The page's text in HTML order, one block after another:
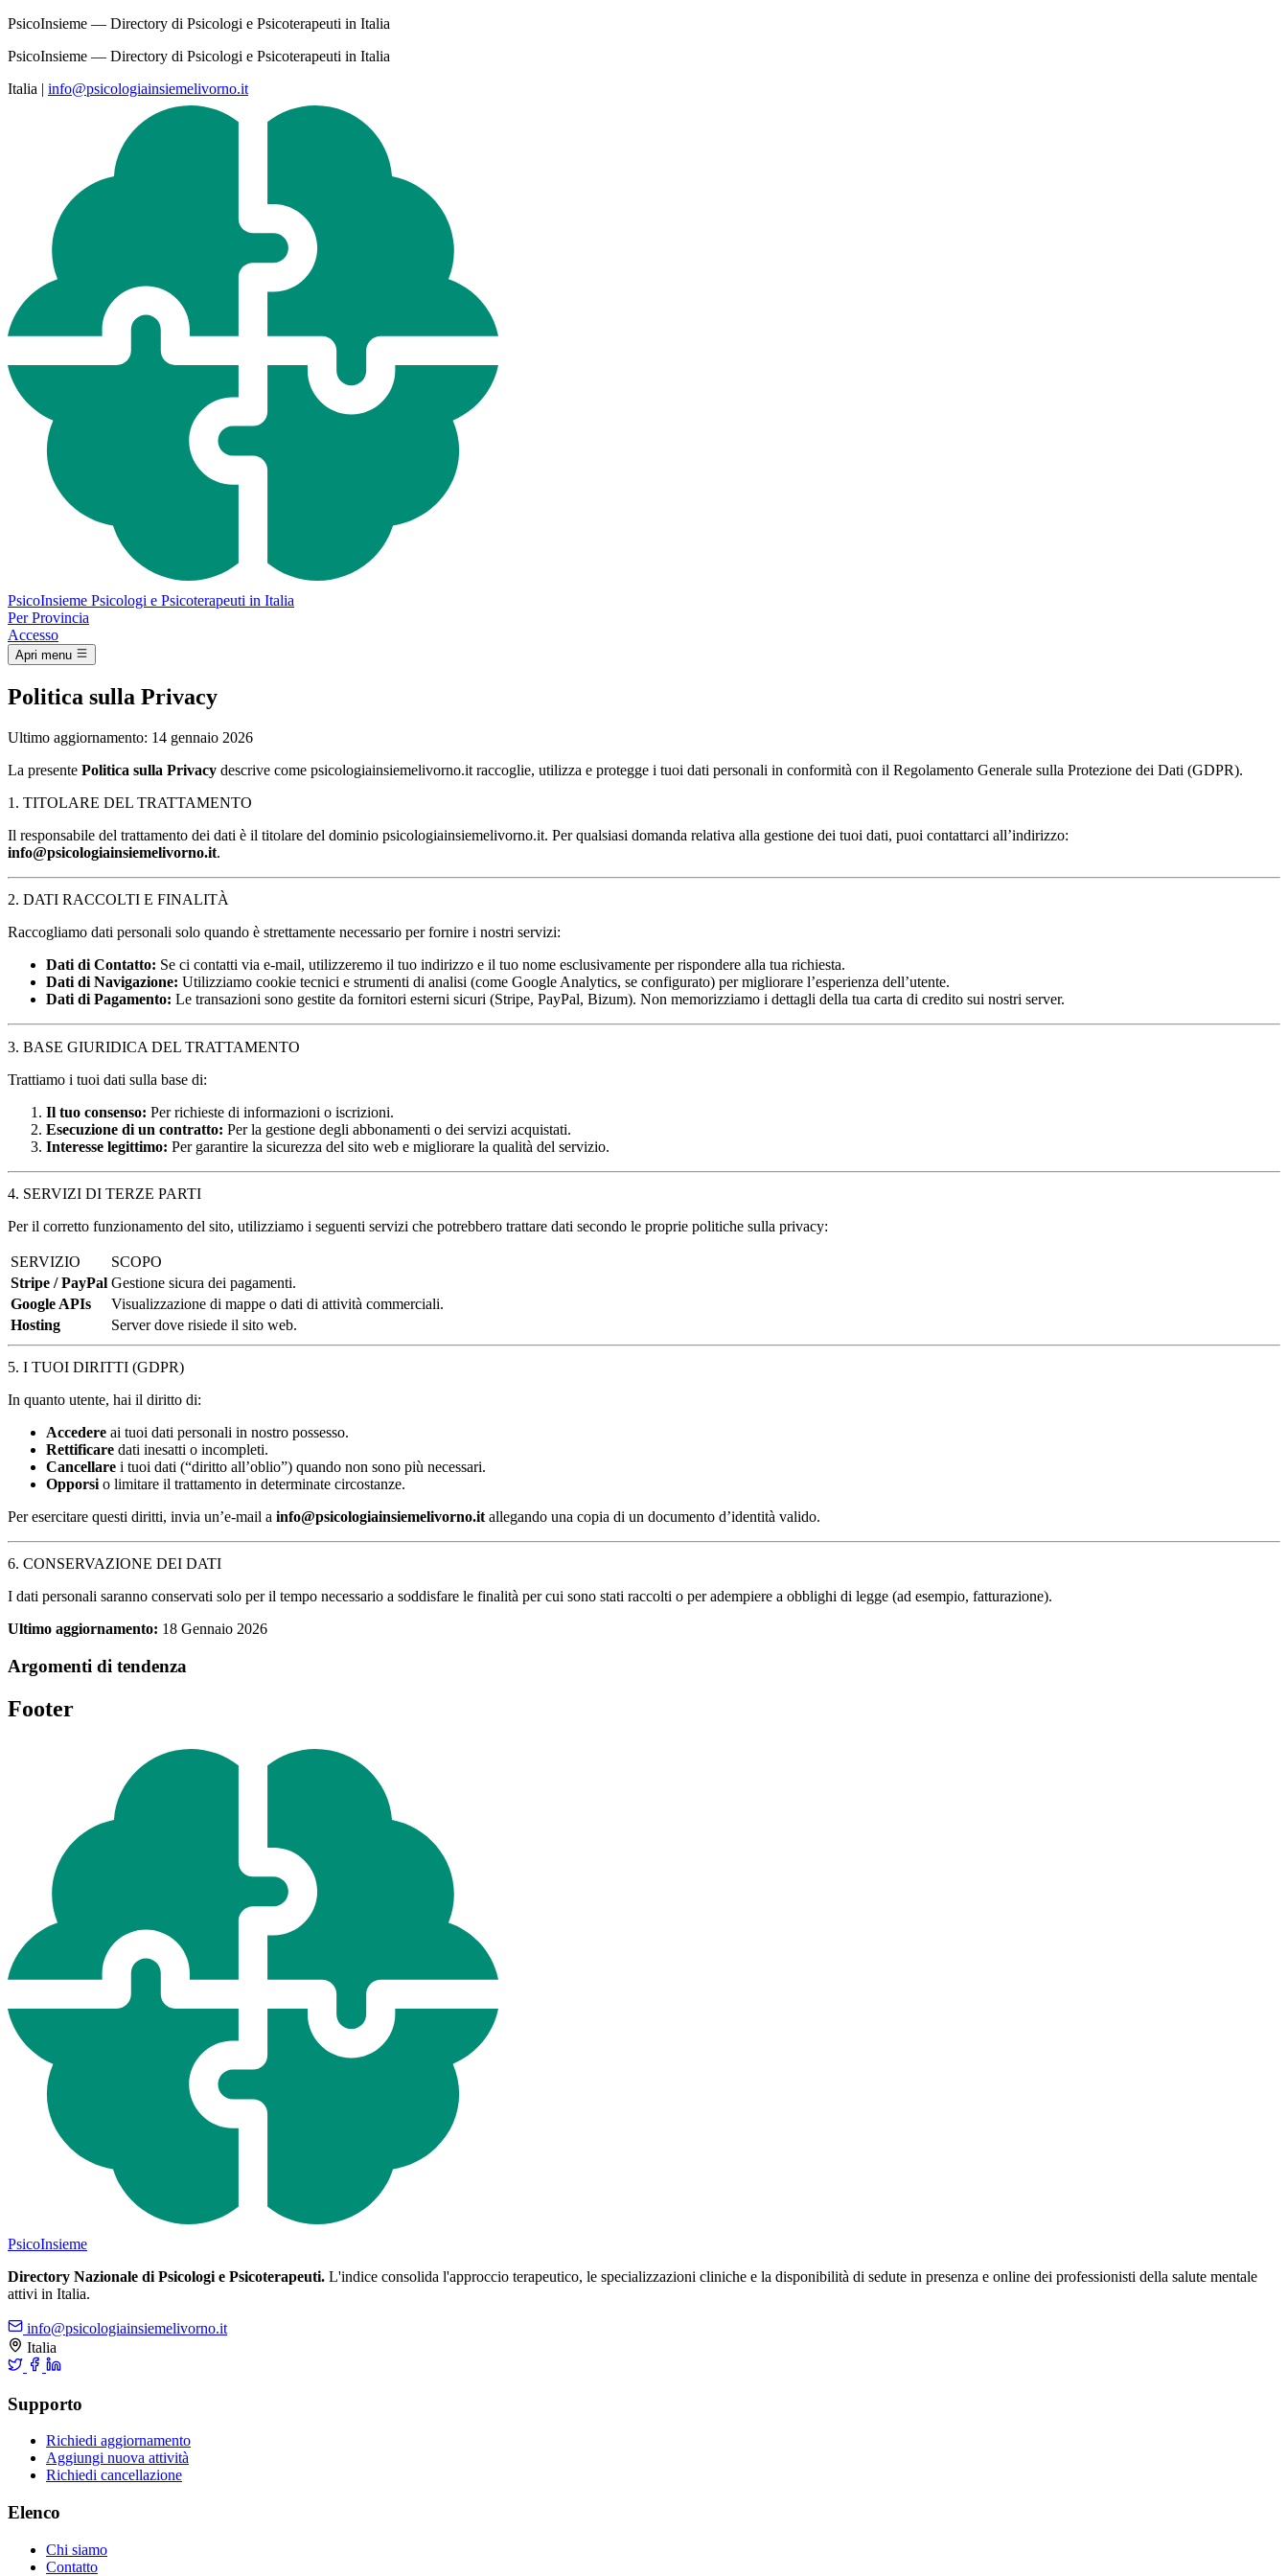
PsicoInsieme — Directory di Psicologi e Psicoterapeuti in Italia
PsicoInsieme — Directory di Psicologi e Psicoterapeuti in Italia
Italia | info@psicologiainsiemelivorno.it
PsicoInsieme Psicologi e Psicoterapeuti in Italia
Per Provincia
Accesso
Apri menu
Politica sulla Privacy
Ultimo aggiornamento: 14 gennaio 2026
La presente Politica sulla Privacy descrive come psicologiainsiemelivorno.it raccoglie, utilizza e protegge i tuoi dati personali in conformità con il Regolamento Generale sulla Protezione dei Dati (GDPR).
1. TITOLARE DEL TRATTAMENTO
Il responsabile del trattamento dei dati è il titolare del dominio psicologiainsiemelivorno.it. Per qualsiasi domanda relativa alla gestione dei tuoi dati, puoi contattarci all’indirizzo:
info@psicologiainsiemelivorno.it.
2. DATI RACCOLTI E FINALITÀ
Raccogliamo dati personali solo quando è strettamente necessario per fornire i nostri servizi:
Dati di Contatto: Se ci contatti via e-mail, utilizzeremo il tuo indirizzo e il tuo nome esclusivamente per rispondere alla tua richiesta.
Dati di Navigazione: Utilizziamo cookie tecnici e strumenti di analisi (come Google Analytics, se configurato) per migliorare l’esperienza dell’utente.
Dati di Pagamento: Le transazioni sono gestite da fornitori esterni sicuri (Stripe, PayPal, Bizum). Non memorizziamo i dettagli della tua carta di credito sui nostri server.
3. BASE GIURIDICA DEL TRATTAMENTO
Trattiamo i tuoi dati sulla base di:
Il tuo consenso: Per richieste di informazioni o iscrizioni.
Esecuzione di un contratto: Per la gestione degli abbonamenti o dei servizi acquistati.
Interesse legittimo: Per garantire la sicurezza del sito web e migliorare la qualità del servizio.
4. SERVIZI DI TERZE PARTI
Per il corretto funzionamento del sito, utilizziamo i seguenti servizi che potrebbero trattare dati secondo le proprie politiche sulla privacy:
SERVIZIO
SCOPO
Stripe / PayPal Gestione sicura dei pagamenti.
Google APIs
Visualizzazione di mappe o dati di attività commerciali.
Hosting
Server dove risiede il sito web.
5. I TUOI DIRITTI (GDPR)
In quanto utente, hai il diritto di:
Accedere ai tuoi dati personali in nostro possesso.
Rettificare dati inesatti o incompleti.
Cancellare i tuoi dati (“diritto all’oblio”) quando non sono più necessari.
Opporsi o limitare il trattamento in determinate circostanze.
Per esercitare questi diritti, invia un’e-mail a info@psicologiainsiemelivorno.it allegando una copia di un documento d’identità valido.
6. CONSERVAZIONE DEI DATI
I dati personali saranno conservati solo per il tempo necessario a soddisfare le finalità per cui sono stati raccolti o per adempiere a obblighi di legge (ad esempio, fatturazione).
Ultimo aggiornamento: 18 Gennaio 2026
Argomenti di tendenza
Footer
PsicoInsieme
Directory Nazionale di Psicologi e Psicoterapeuti. L'indice consolida l'approccio terapeutico, le specializzazioni cliniche e la disponibilità di sedute in presenza e online dei professionisti della salute mentale
attivi in Italia.
info@psicologiainsiemelivorno.it
Italia
Supporto
Richiedi aggiornamento
Aggiungi nuova attività
Richiedi cancellazione
Elenco
Chi siamo
Contatto